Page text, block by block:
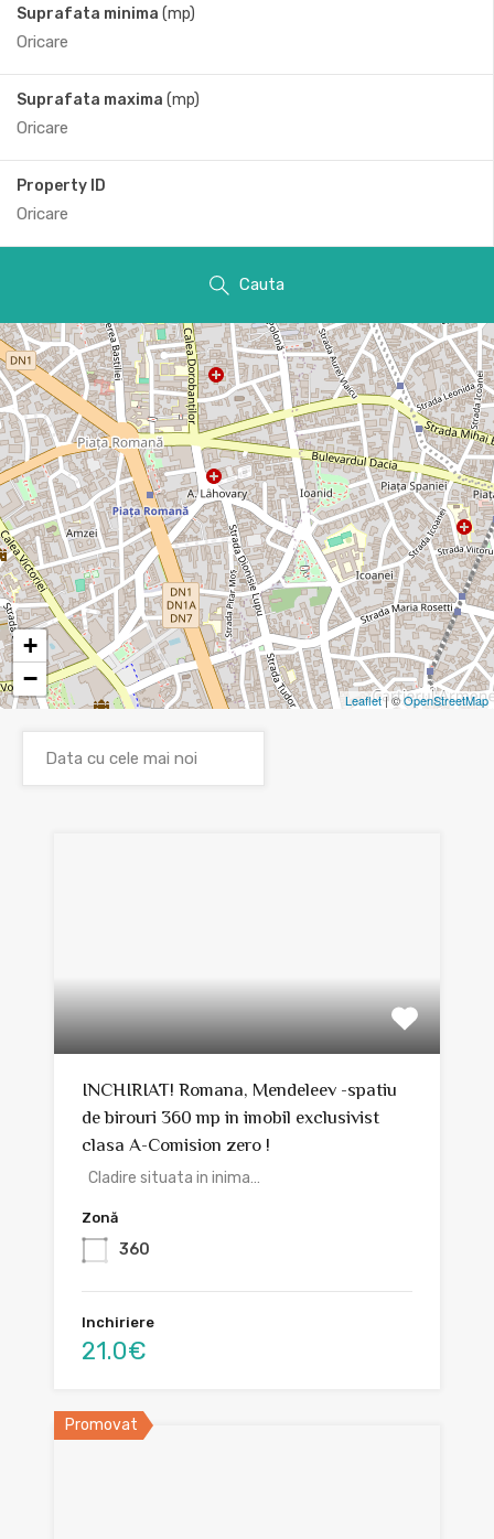
Suprafata minima (mp)
Suprafata maxima (mp)
Property ID
Cauta
+
−
Leaflet| ©OpenStreetMap
INCHIRIAT! Romana, Mendeleev -spatiu
de birouri 360 mp in imobil exclusivist
clasa A-Comision zero !
Cladire situata in inima…
Zonă
360
Inchiriere
21.0€
Promovat